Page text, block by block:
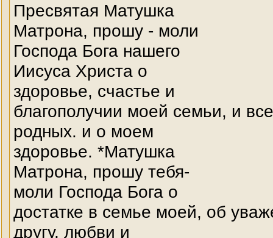
Пресвятая Матушка
Матрона, прошу - моли
Господа Бога нашего
Иисуса Христа о
здоровье, счастье и
благополучии моей семьи, и
родных. и о моем
здоровье. *Матушка
Матрона, прошу тебя-
моли Господа Бога о
достатке в семье моей, об
другу, любви и